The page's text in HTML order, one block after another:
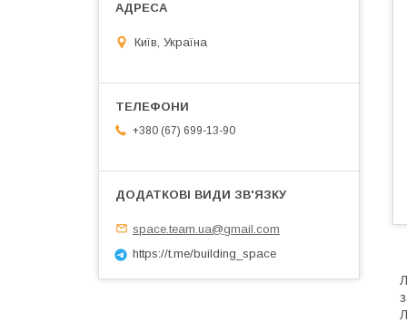
Київ, Україна
+380 (67) 699-13-90
space.team.ua@gmail.com
https://t.me/building_space